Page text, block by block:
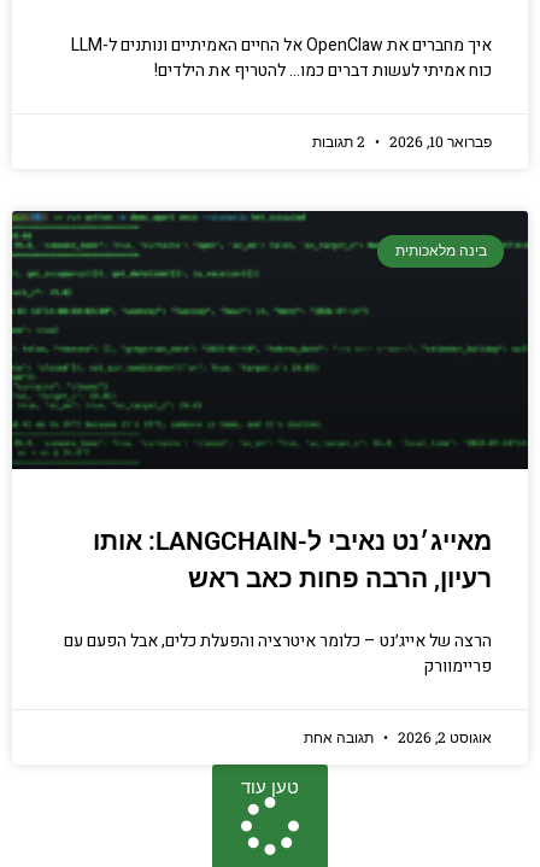
איך מחברים את OpenClaw אל החיים האמיתיים ונותנים ל-LLM
כוח אמיתי לעשות דברים כמו… להטריף את הילדים!
פברואר 10, 2026
בינה מלאכותית
מאייג׳נט נאיבי ל-LANGCHAIN: אותו
רעיון, הרבה פחות כאב ראש
הרצה של אייג׳נט – כלומר איטרציה והפעלת כלים, אבל הפעם עם
פריימוורק
אוגוסט 2, 2026 תגובה אחת
טען עוד